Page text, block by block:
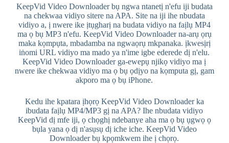
KeepVid Video Downloader bụ ngwa ntanetị n'efu iji budata
na chekwaa vidiyo sitere na APA. Site na iji ihe nbudata
vidiyo a, ị nwere ike ịtụgharị na budata vidiyo na faịlụ MP4
ma ọ bụ MP3 n'efu. KeepVid Video Downloader na-arụ ọrụ
maka kọmpụta, mbadamba na ngwaọrụ mkpanaka. ịkwesịrị
iṅomi URL vidiyo ma mado ya n'ime igbe ederede dị n'elu.
KeepVid Video Downloader ga-ewepụ njikọ vidiyo ma ị
nwere ike chekwaa vidiyo ma ọ bụ ọdịyo na kọmputa gị, gam
akporo ma ọ bụ iPhone.
Kedu ihe kpatara ịhọrọ KeepVid Video Downloader ka
ibudata faịlụ MP4/MP3 gị na APA? Ihe nbudata vidiyo
KeepVid dị mfe iji, ọ chọghị ndebanye aha ma ọ bụ ụgwọ ọ
bụla yana ọ dị n'asụsụ dị iche iche. KeepVid Video
Downloader bụ kpọmkwem ihe ị chọrọ.